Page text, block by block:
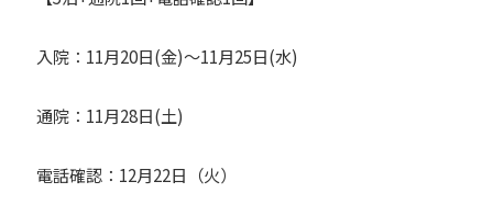
入院：11月20日(金)～11月25日(水)
通院：11月28日(土)
電話確認：12月22日（火）